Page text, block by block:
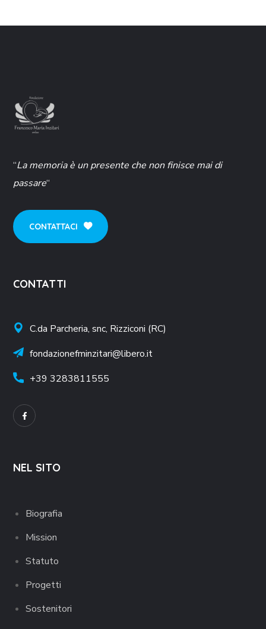
“La memoria è un presente che non finisce mai di
passare“
CONTATTACI
CONTATTI
C.da Parcheria, snc, Rizziconi (RC)
fondazionefminzitari@libero.it
+393283811555
NEL SITO
Biografia
Mission
Statuto
Progetti
Sostenitori